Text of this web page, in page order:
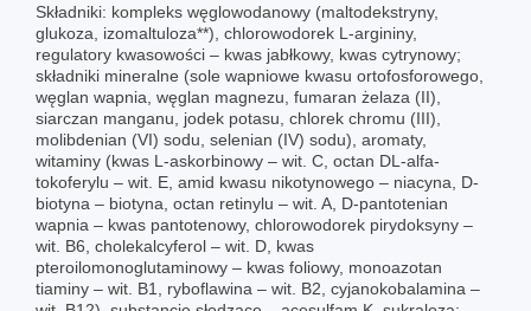
Składniki: kompleks węglowodanowy (maltodekstryny,
glukoza, izomaltuloza**), chlorowodorek L-argininy,
regulatory kwasowości – kwas jabłkowy, kwas cytrynowy;
składniki mineralne (sole wapniowe kwasu ortofosforowego,
węglan wapnia, węglan magnezu, fumaran żelaza (II),
siarczan manganu, jodek potasu, chlorek chromu (III),
molibdenian (VI) sodu, selenian (IV) sodu), aromaty,
witaminy (kwas L-askorbinowy – wit. C, octan DL-alfa-
tokoferylu – wit. E, amid kwasu nikotynowego – niacyna, D-
biotyna – biotyna, octan retinylu – wit. A, D-pantotenian
wapnia – kwas pantotenowy, chlorowodorek pirydoksyny –
wit. B6, cholekalcyferol – wit. D, kwas
pteroilomonoglutaminowy – kwas foliowy, monoazotan
tiaminy – wit. B1, ryboflawina – wit. B2, cyjanokobalamina –